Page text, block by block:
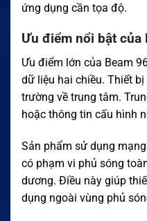
ứng dụng cần tọa độ.
Ưu điểm nổi bật của
Ưu điểm lớn của Beam
dữ liệu hai chiều. Thiết
trường về trung tâm.
hoặc thông tin cấu hình
Sản phẩm sử dụng
có phạm vi phủ sóng
dương. Điều này giúp
dụng ngoài vùng phủ